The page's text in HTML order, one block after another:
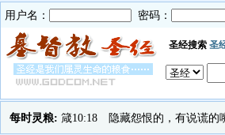
用户名： 密码：
圣经搜索 圣
每时灵粮: 箴10:18 隐藏怨恨的，有说谎的